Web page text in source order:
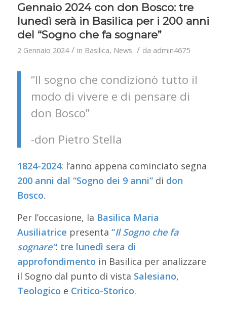
Gennaio 2024 con don Bosco: tre
lunedì serà in Basilica per i 200 anni
del “Sogno che fa sognare”
2 Gennaio 2024 / in Basilica, News / da admin4675
“Il sogno che condizionò tutto il
modo di vivere e di pensare di
don Bosco”
-don Pietro Stella
1824-2024: l’anno appena cominciato segna
200 anni dal “Sogno dei 9 anni”di don
Bosco.
Per l’occasione, la Basilica Maria
Ausiliatrice presenta “Il Sogno che fa
sognare”: tre lunedì sera di
approfondimento in Basilica per analizzare
il Sogno dal punto di vista Salesiano,
Teologico e Critico-Storico.